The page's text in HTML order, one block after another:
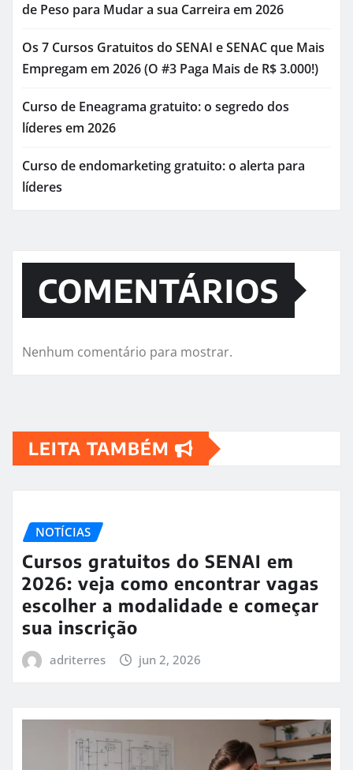
de Peso para Mudar a sua Carreira em 2026
Os 7 Cursos Gratuitos do SENAI e SENAC que Mais
Empregam em 2026 (O #3 Paga Mais de R$ 3.000!)
Curso de Eneagrama gratuito: o segredo dos
líderes em 2026
Curso de endomarketing gratuito: o alerta para
líderes
COMENTÁRIOS
Nenhum comentário para mostrar.
LEITA TAMBÉM
NOTÍCIAS
Cursos gratuitos do SENAI em
2026: veja como encontrar vagas
escolher a modalidade e começar
sua inscrição
adriterres jun 2, 2026